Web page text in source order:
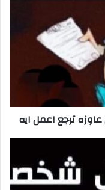
ترجع اعمل ايه